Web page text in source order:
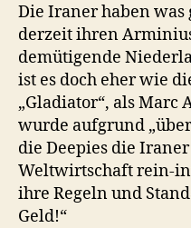
Die Iraner haben was
derzeit ihren
demütigende
ist es doch eher wie
„Gladiator“, als Marc
wurde aufgrund
die Deepies die
Weltwirtschaft rein-
ihre Regeln und
Geld!“